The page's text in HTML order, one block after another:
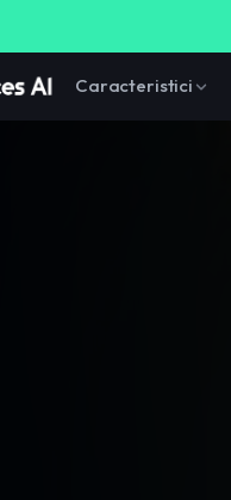
Caracteristici